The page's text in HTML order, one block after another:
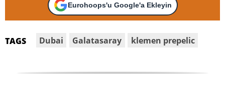
Eurohoops'u Google'a Ekleyin
TAGS Dubai Galatasaray klemen prepelic